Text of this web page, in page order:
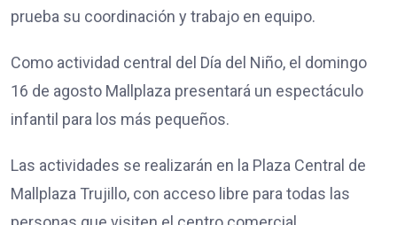
prueba su coordinación y trabajo en equipo.
Como actividad central del Día del Niño, el domingo
16 de agosto Mallplaza presentará un espectáculo
infantil para los más pequeños.
Las actividades se realizarán en la Plaza Central de
Mallplaza Trujillo, con acceso libre para todas las